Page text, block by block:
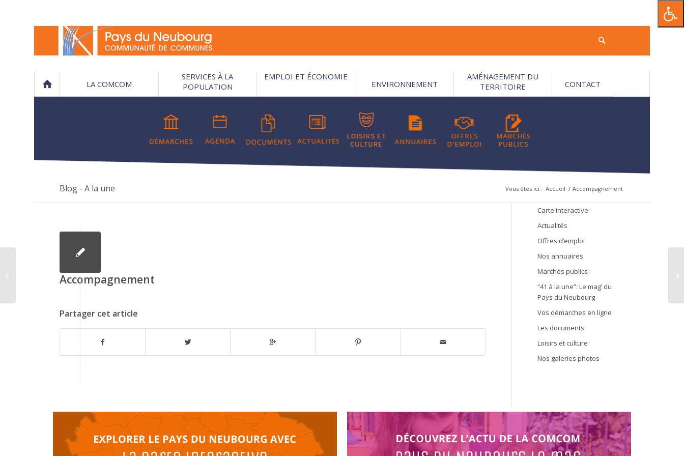
LA COMCOM
SERVICES À LA
POPULATION
EMPLOI ET ÉCONOMIE
ENVIRONNEMENT
AMÉNAGEMENT DU
TERRITOIRE
CONTACT
Blog - A la une Vous êtes ici : Accueil / Accompagnement
Accompagnement
Partager cet article
Carte interactive
Actualités
Offres d’emploi
Nos annuaires
Marchés publics
“41 à la une”: Le mag’ du
Pays du Neubourg
Vos démarches en ligne
Les documents
Loisirs et culture
Nos galeries photos
Pas encore d’offre